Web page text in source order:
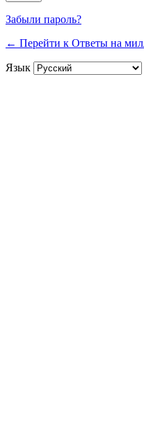
Забыли пароль?
← Перейти к Ответы на
Язык